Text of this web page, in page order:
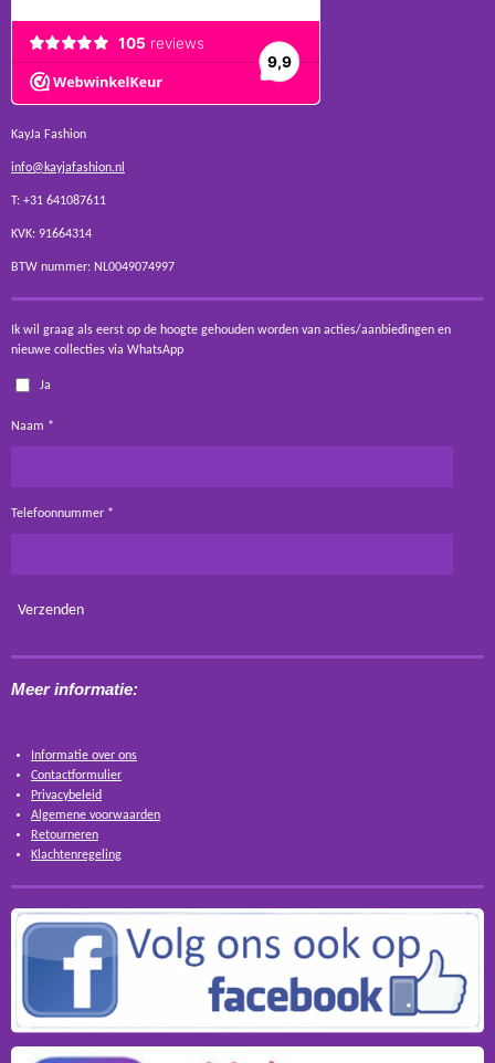
KayJa Fashion
info@kayjafashion.nl
T: +31 641087611
KVK: 91664314
BTW nummer: NL0049074997
Ik wil graag als eerst op de hoogte gehouden worden van acties/aanbiedingen en
nieuwe collecties via WhatsApp
Ja
Naam *
Telefoonnummer *
Verzenden
Meer informatie:
Informatie over ons
Contactformulier
Privacybeleid
Algemene voorwaarden
Retourneren
Klachtenregeling